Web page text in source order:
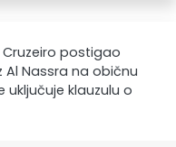
postigao
Nassra na običnu
klauzulu o